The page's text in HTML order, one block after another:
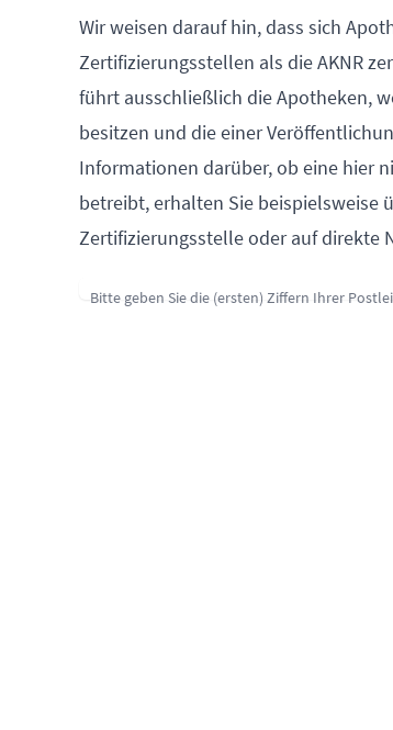
Wir weisen darauf hin, dass sich
Zertifizierungsstellen als die AKNR
führt ausschließlich die Apotheken,
besitzen und die einer
Informationen darüber, ob eine hier
betreibt, erhalten Sie beispielsweise
Zertifizierungsstelle oder auf direkte
Bitte geben Sie die (ersten) Ziffern Ihrer